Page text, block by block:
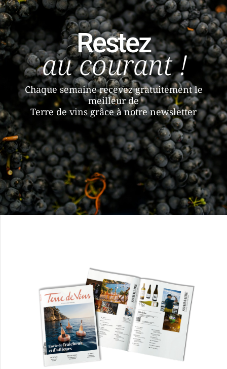
Restez
au courant !
Chaque semaine recevez gratuitement le
meilleur de
Terre de vins grâce à notre newsletter